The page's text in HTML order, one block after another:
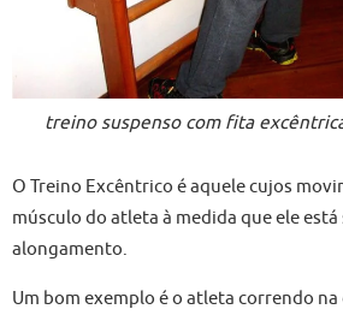
treino suspenso com fita
O Treino Excêntrico é aquele cujos
músculo do atleta à medida que ele
alongamento.
Um bom exemplo é o atleta correndo na